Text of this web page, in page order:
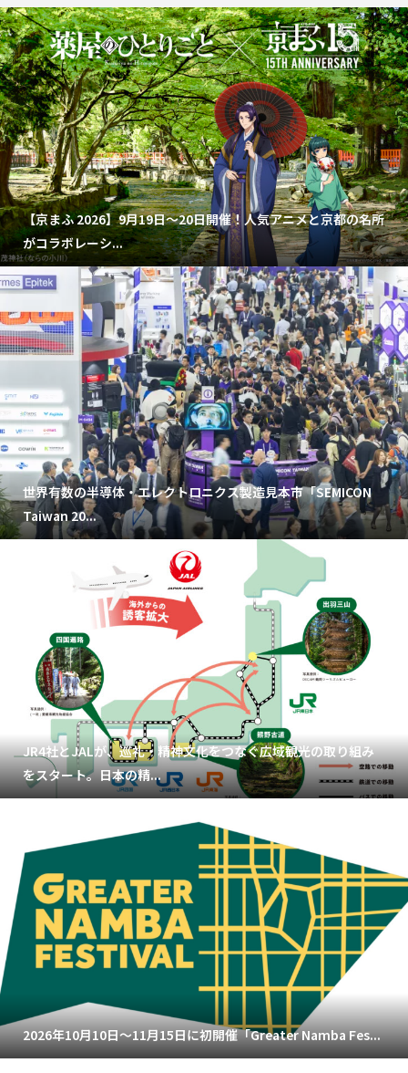
【京まふ 2026】9月19日～20日開催！人気アニメと京都の名所
がコラボレーシ...
世界有数の半導体・エレクトロニクス製造見本市「SEMICON
Taiwan 20...
JR4社とJALが、巡礼・精神文化をつなぐ広域観光の取り組み
をスタート。日本の精...
2026年10月10日～11月15日に初開催「Greater Namba Fes...